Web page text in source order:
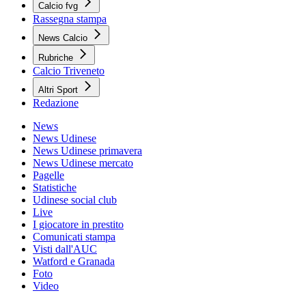
Calcio fvg
Rassegna stampa
News Calcio
Rubriche
Calcio Triveneto
Altri Sport
Redazione
News
News Udinese
News Udinese primavera
News Udinese mercato
Pagelle
Statistiche
Udinese social club
Live
I giocatore in prestito
Comunicati stampa
Visti dall'AUC
Watford e Granada
Foto
Video